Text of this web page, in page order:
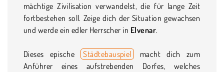
mächtige Zivilisation verwandelst, die für lange Zeit
fortbestehen soll. Zeige dich der Situation gewachsen
und werde ein edler Herrscher in Elvenar.
Dieses epische Städtebauspiel macht dich zum
Anführer eines aufstrebenden Dorfes, welches